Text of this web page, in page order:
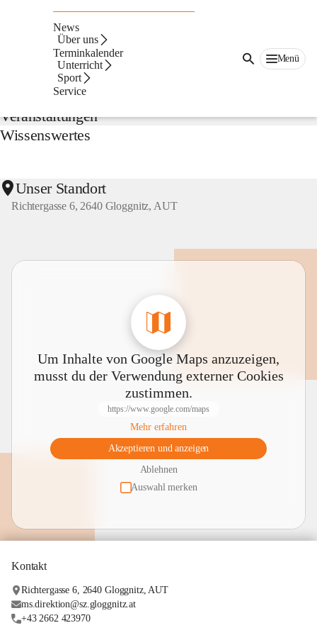
News
Über uns
Terminkalender
Unterricht
Sport
Service
Menü
Aktuelles
Veranstaltungen
Wissenswertes
Unser Standort
Richtergasse 6, 2640 Gloggnitz, AUT
Um Inhalte von Google Maps anzuzeigen,
musst du der Verwendung externer Cookies
zustimmen.
https://www.google.com/maps
Mehr erfahren
Akzeptieren und anzeigen
Ablehnen
Auswahl merken
Kontakt
Richtergasse 6, 2640 Gloggnitz, AUT
ms.direktion@sz.gloggnitz.at
+43 2662 423970